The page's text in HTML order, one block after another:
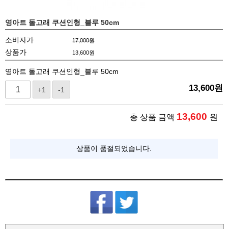
영아트 돌고래 쿠션인형_블루 50cm
소비자가 17,000원
상품가 13,600원
영아트 돌고래 쿠션인형_블루 50cm
+1 -1 13,600원
총 상품 금액 13,600 원
상품이 품절되었습니다.